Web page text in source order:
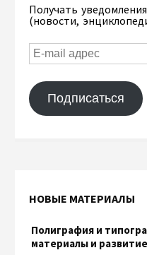
Получать
(новости,
Подписаться
НОВЫЕ МАТЕРИАЛЫ
Полиграфия и
материалы и